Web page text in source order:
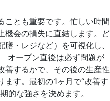
ことも重要です。忙しい時間
機会の損失に直結します。ど
・レジなど）を可視化し、
オープン直後は必ず問題が
善するかで、その後の生産性
す。最初の1ヶ月で“改善す
的な強さを決めます。